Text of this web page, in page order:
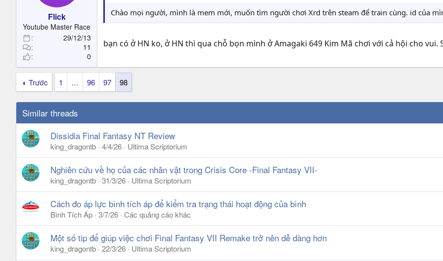
Flick
Youtube Master Race
29/12/13
11
0
Chào mọi người, mình là mem mới, muốn tìm người chơi Xrd trên steam để train cùng. id của
bạn có ở HN ko, ở HN thì qua chỗ bọn mình ở Amagaki 649 Kim Mã chơi với cả hội cho
Trước 1 … 96 97 98
Similar threads
Dissidia Final Fantasy NT Review
king_dragontb 4/4/26 Ultima Scriptorium
Nghiên cứu về họ của các nhân vật trong Crisis Core -Final Fantasy VII-
king_dragontb 31/3/26 Ultima Scriptorium
Cách đo áp lực bình tích áp để kiểm tra trạng thái hoạt động của bình
Bình Tích Áp 3/7/26 Các quảng cáo khác
Một số tip để giúp việc chơi Final Fantasy VII Remake trở nên dễ dàng hơn
king_dragontb 22/3/26 Ultima Scriptorium